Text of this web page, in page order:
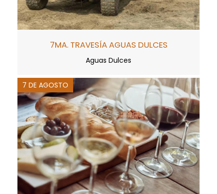
7MA. TRAVESÍA AGUAS DULCES
Aguas Dulces
7 DE AGOSTO